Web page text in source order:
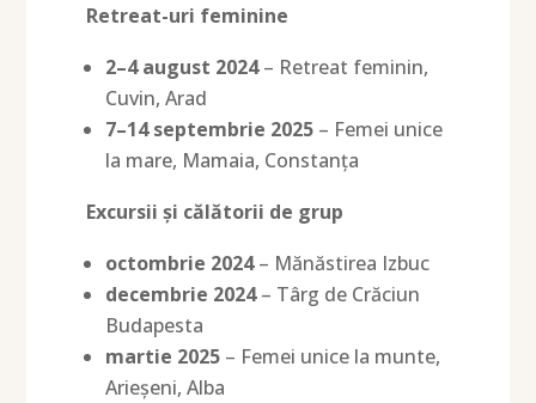
Retreat-uri feminine
2–4 august 2024– Retreat feminin,
Cuvin, Arad
7–14 septembrie 2025 – Femei unice
la mare, Mamaia, Constanța
Excursii și călătorii de grup
octombrie 2024– Mănăstirea Izbuc
decembrie 2024– Târg de Crăciun
Budapesta
martie 2025 – Femei unice la munte,
Arieșeni, Alba